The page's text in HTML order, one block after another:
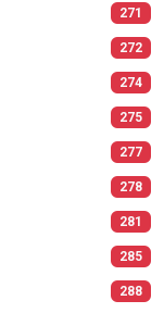
271
272
274
275
277
278
281
285
288